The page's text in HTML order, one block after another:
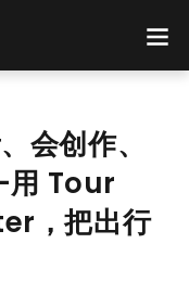
会创作、
用 Tour
，把出行